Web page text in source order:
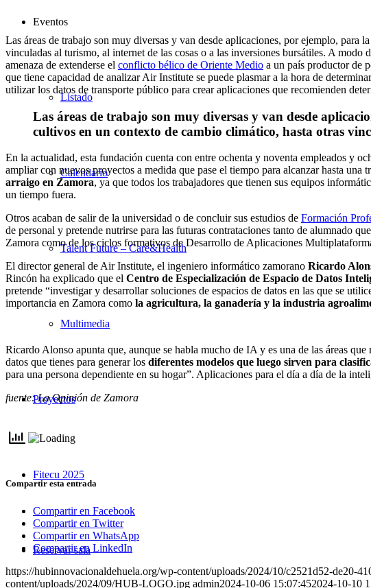
Eventos
Listado
Calendario
Talent Future – Care&Health
Multimedia
Proyectos
Fitecu 2025
Reservar sala
Las áreas de trabajo son muy diversas y van desde aplicaciones, por ejemplo, para
vinculadas al turismo, al internet de las cosas o a las inversiones bursátiles. A
amenaza de extenderse el conflicto bélico de Oriente Medio a un país productor de
que tiene capacidad de analizar Air Institute se puede plasmar a la hora de
utilizar los datos de transporte público para crear aplicaciones que recomienden
Las áreas de trabajo son muy diversas y van desde
cultivos en un contexto de cambio climático, hasta otras
En la actualidad, esta fundación cuenta con entre ochenta y noventa empleados y
ampliar con nuevos proyectos a medida que pase el tiempo para alcanzar hasta
arraigo en Zamora, ya que todos los trabajadores que tienen sus equipos
un tiempo fuera.
Otros acaban de salir de la universidad o de concluir sus estudios de Formación
de personal y pretende nutrirse para las futuras contrataciones tanto de alumnado
Zamora como de los ciclos formativos de Desarrollo de Aplicaciones
El director general de Air Institute, el ingeniero informático zamorano Ricardo
Rincón ha explicado que el Centro de Especialización de Espacio de Datos
pretende “investigar y desarrollar soluciones de espacios de datos en las que se
importancia en Zamora como la agricultura, la ganadería y la industria
Ricardo Alonso apunta que, aunque se habla mucho de IA y es una de las áreas
datos que tienes para generar los diferentes modelos que luego sirven para
para una persona dependiente en su hogar”. Aplicaciones para el día a día de la
fuente: La Opinión de Zamora
Compartir esta entrada
Compartir en Facebook
Compartir en Twitter
Compartir en WhatsApp
Compartir en LinkedIn
https://hubinnovacionaldehuela.org/wp-content/uploads/2024/10/c2521d52-de20-
content/uploads/2024/09/HUB-LOGO.jpg admin2024-10-06 15:07:452024-10-10